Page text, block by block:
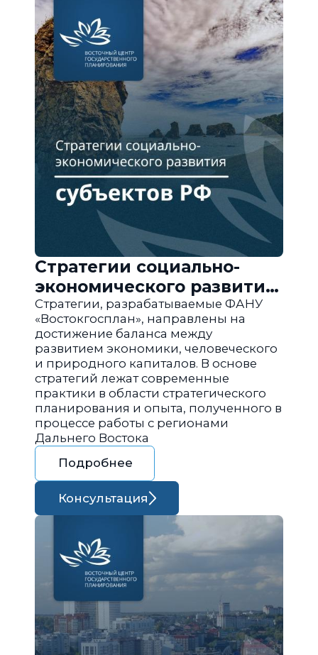
Стратегии социально-
экономического развития
субъектов РФ
Стратегии, разрабатываемые ФАНУ
«Востокгосплан», направлены на
достижение баланса между
развитием экономики, человеческого
и природного капиталов. В основе
стратегий лежат современные
практики в области стратегического
планирования и опыта, полученного в
процессе работы с регионами
Дальнего Востока
Подробнее
Консультация